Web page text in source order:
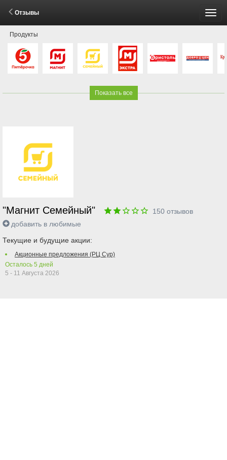
Отзывы
Продукты
Показать все
"Магнит Семейный" 150 отзывов
добавить в любимые
Текущие и будущие акции:
Акционные предложения (РЦ Сур)
Осталось 5 дней
5 - 11 Августа 2026